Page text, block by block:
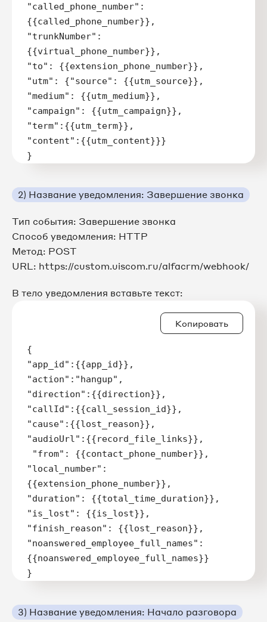
"called_phone_number":
{{called_phone_number}},
"trunkNumber":
{{virtual_phone_number}},
"to": {{extension_phone_number}},
"utm": {"source": {{utm_source}},
"medium": {{utm_medium}},
"campaign": {{utm_campaign}},
"term":{{utm_term}},
"content":{{utm_content}}}
}
2) Название уведомления: Завершение звонка
Тип события: Завершение звонка
Способ уведомления: HTTP
Метод: POST
URL: https://custom.uiscom.ru/alfacrm/webhook/
В тело уведомления вставьте текст:
Копировать
{
"app_id":{{app_id}},
"action":"hangup",
"direction":{{direction}},
"callId":{{call_session_id}},
"cause":{{lost_reason}},
"audioUrl":{{record_file_links}},
"local_number":
{{extension_phone_number}},
"duration": {{total_time_duration}},
"is_lost": {{is_lost}},
"finish_reason": {{lost_reason}},
"noanswered_employee_full_names":
{{noanswered_employee_full_names}}
}
3) Название уведомления: Начало разговора